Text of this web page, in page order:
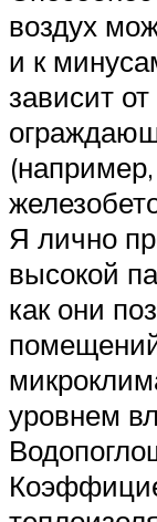
воздух
и к
зависит
Я лично
высокой
как они
уровнем